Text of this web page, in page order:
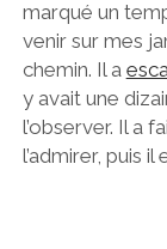
marqué un
venir sur mes
chemin. Il a
y avait une
l’observer. Il a
l’admirer, puis